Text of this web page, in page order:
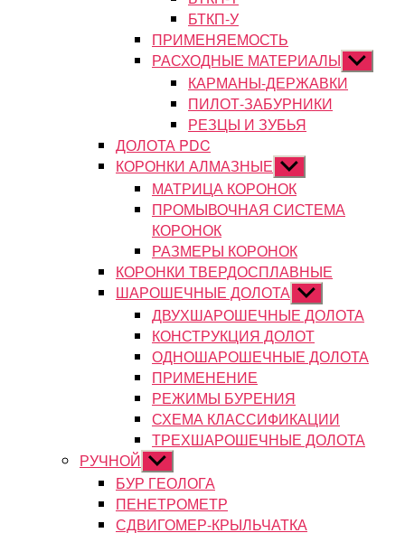
БТКП-У
ПРИМЕНЯЕМОСТЬ
РАСХОДНЫЕ МАТЕРИАЛЫ
подменю
КАРМАНЫ-ДЕРЖАВКИ
ПИЛОТ-ЗАБУРНИКИ
РЕЗЦЫ И ЗУБЬЯ
ДОЛОТА PDC
КОРОНКИ АЛМАЗНЫЕ Показывать
подменю
МАТРИЦА КОРОНОК
ПРОМЫВОЧНАЯ СИСТЕМА
КОРОНОК
РАЗМЕРЫ КОРОНОК
КОРОНКИ ТВЕРДОСПЛАВНЫЕ
ШАРОШЕЧНЫЕ ДОЛОТА Показывать
подменю
ДВУХШАРОШЕЧНЫЕ ДОЛОТА
КОНСТРУКЦИЯ ДОЛОТ
ОДНОШАРОШЕЧНЫЕ ДОЛОТА
ПРИМЕНЕНИЕ
РЕЖИМЫ БУРЕНИЯ
СХЕМА КЛАССИФИКАЦИИ
ТРЕХШАРОШЕЧНЫЕ ДОЛОТА
РУЧНОЙ Показывать
подменю
БУР ГЕОЛОГА
ПЕНЕТРОМЕТР
СДВИГОМЕР-КРЫЛЬЧАТКА